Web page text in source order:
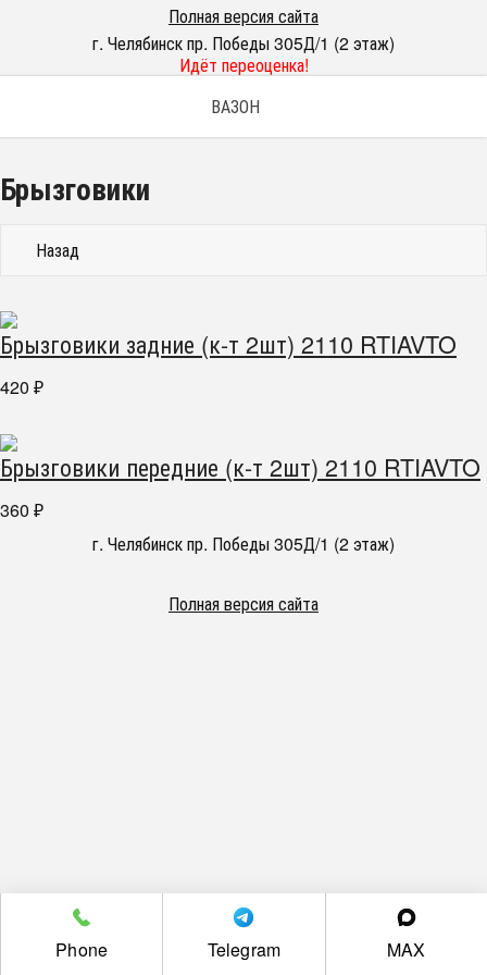
Полная версия сайта
г. Челябинск пр. Победы 305Д/1 (2 этаж)
Идёт переоценка!
ВАЗОН
Брызговики
Назад
Брызговики задние (к-т 2шт) 2110 RTIAVTO
420 ₽
Брызговики передние (к-т 2шт) 2110 RTIAVTO
360 ₽
г. Челябинск пр. Победы 305Д/1 (2 этаж)
Полная версия сайта
Phone Telegram MAX